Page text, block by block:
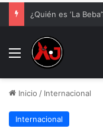
Menu
Inicio / Internacional
Internacional